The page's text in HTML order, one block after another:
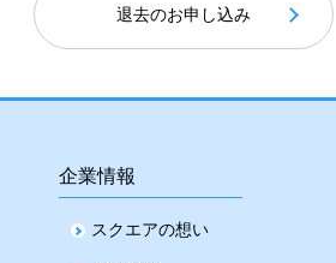
退去のお申し込み
企業情報
スクエアの想い